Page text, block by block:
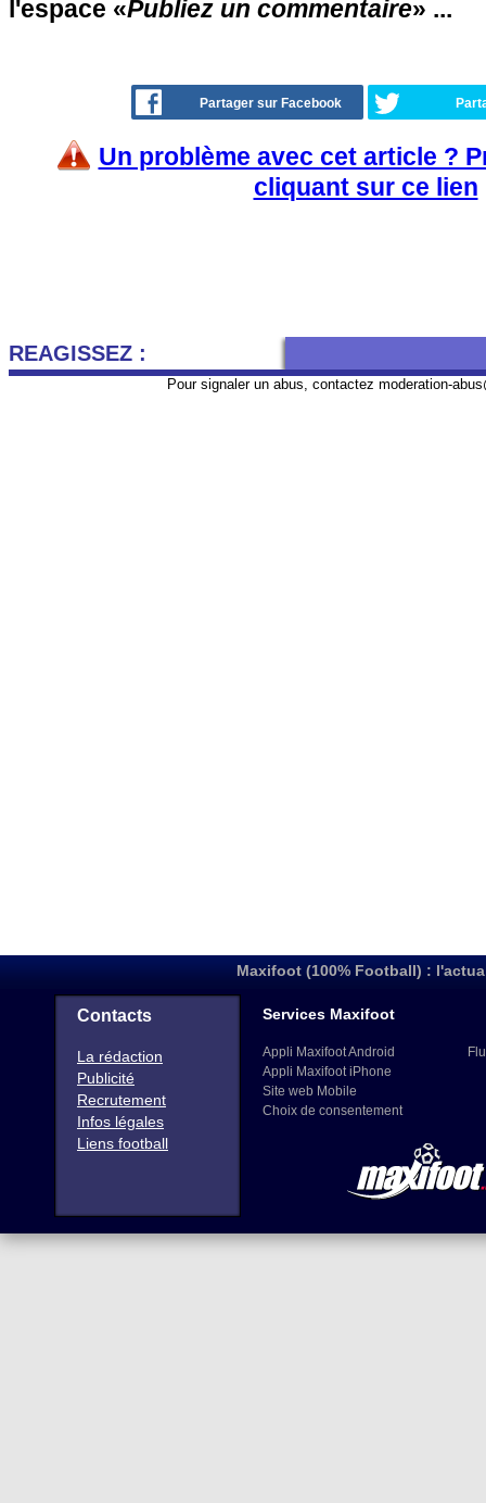
l'espace «Publiez un commentaire» ...
Partager sur Facebook
Un problème avec cet article ?
cliquant sur ce lien
REAGISSEZ :
Pour signaler un abus, contactez moderation-
Maxifoot (100% Football) :
Contacts
La rédaction
Publicité
Recrutement
Infos légales
Liens football
Services Maxifoot
Appli Maxifoot Android
Appli Maxifoot iPhone
Site web Mobile
Choix de consentement